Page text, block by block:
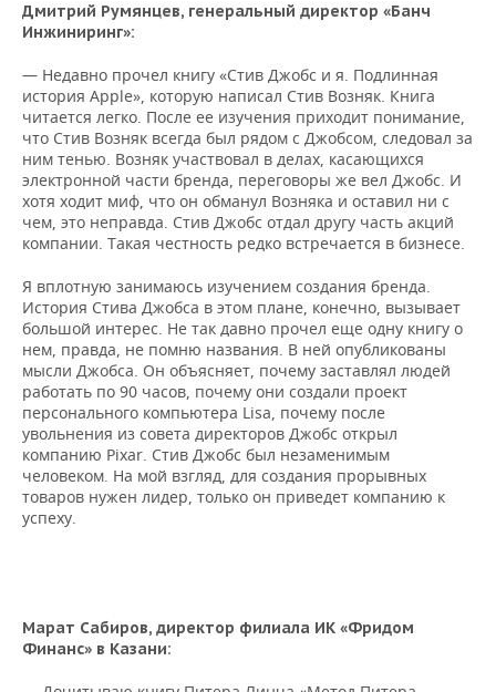
Дмитрий Румянцев, генеральный директор «Банч
Инжиниринг»:
— Недавно прочел книгу «Стив Джобс и я. Подлинная
история Apple», которую написал Стив Возняк. Книга
читается легко. После ее изучения приходит понимание,
что Стив Возняк всегда был рядом с Джобсом, следовал за
ним тенью. Возняк участвовал в делах, касающихся
электронной части бренда, переговоры же вел Джобс. И
хотя ходит миф, что он обманул Возняка и оставил ни с
чем, это неправда. Стив Джобс отдал другу часть акций
компании. Такая честность редко встречается в бизнесе.
Я вплотную занимаюсь изучением создания бренда.
История Стива Джобса в этом плане, конечно, вызывает
большой интерес. Не так давно прочел еще одну книгу о
нем, правда, не помню названия. В ней опубликованы
мысли Джобса. Он объясняет, почему заставлял людей
работать по 90 часов, почему они создали проект
персонального компьютера Lisa, почему после
увольнения из совета директоров Джобс открыл
компанию Pixar. Стив Джобс был незаменимым
человеком. На мой взгляд, для создания прорывных
товаров нужен лидер, только он приведет компанию к
успеху.
Марат Сабиров, директор филиала ИК «Фридом
Финанс» в Казани: